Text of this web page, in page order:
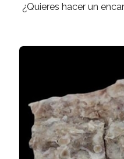
¿Quieres hacer un